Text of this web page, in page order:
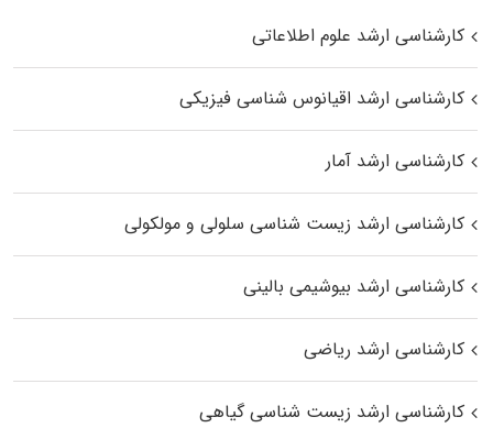
کارشناسی ارشد علوم اطلاعاتی
کارشناسی ارشد اقیانوس‌ شناسی فیزیکی
کارشناسی ارشد آمار
کارشناسی ارشد زیست شناسی سلولی و مولکولی
کارشناسی ارشد بیوشیمی بالینی
کارشناسی ارشد ریاضی
کارشناسی ارشد زیست‌ شناسی گیاهی